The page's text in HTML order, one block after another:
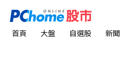
首頁 大盤 自選股 新聞